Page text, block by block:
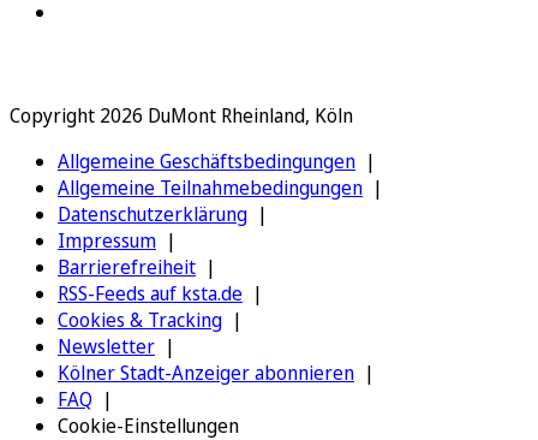
Copyright 2026 DuMont Rheinland, Köln
Allgemeine Geschäftsbedingungen
Allgemeine Teilnahmebedingungen
Datenschutzerklärung
Impressum
Barrierefreiheit
RSS-Feeds auf ksta.de
Cookies & Tracking
Newsletter
Kölner Stadt-Anzeiger abonnieren
FAQ
Cookie-Einstellungen